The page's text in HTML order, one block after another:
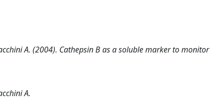
A. (2004). Cathepsin B as a soluble marker to monitor
A.